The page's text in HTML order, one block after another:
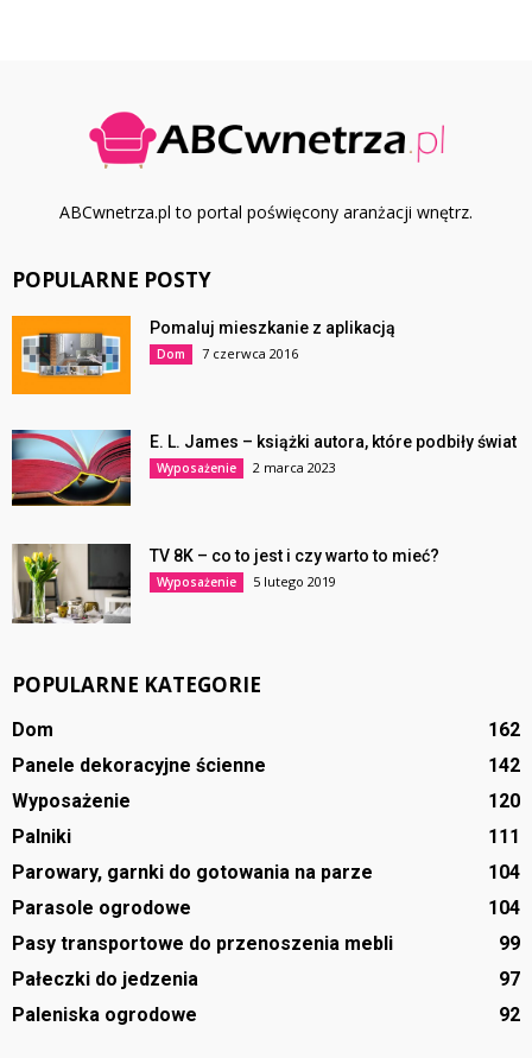
ABCwnetrza.pl to portal poświęcony aranżacji wnętrz.
POPULARNE POSTY
Pomaluj mieszkanie z aplikacją
Dom 7 czerwca 2016
E. L. James – książki autora, które podbiły świat
Wyposażenie 2 marca 2023
TV 8K – co to jest i czy warto to mieć?
Wyposażenie 5 lutego 2019
POPULARNE KATEGORIE
Dom
162
Panele dekoracyjne ścienne
142
Wyposażenie
120
Palniki
111
Parowary, garnki do gotowania na parze
104
Parasole ogrodowe
104
Pasy transportowe do przenoszenia mebli
99
Pałeczki do jedzenia
97
Paleniska ogrodowe
92